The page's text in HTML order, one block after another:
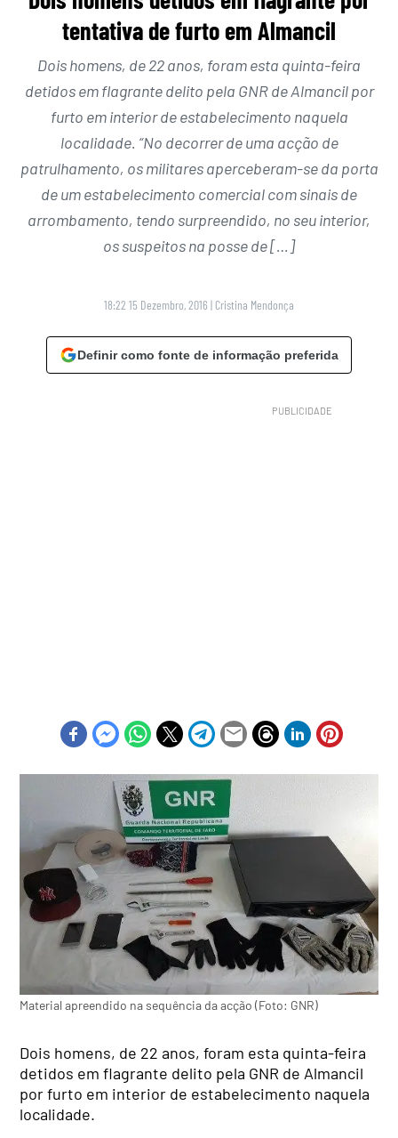
tentativa de furto em Almancil
Dois homens, de 22 anos, foram esta quinta-feira
detidos em flagrante delito pela GNR de Almancil por
furto em interior de estabelecimento naquela
localidade. “No decorrer de uma acção de
patrulhamento, os militares aperceberam-se da porta
de um estabelecimento comercial com sinais de
arrombamento, tendo surpreendido, no seu interior,
os suspeitos na posse de […]
18:22 15 Dezembro, 2016 | Cristina Mendonça
Definir como fonte de informação preferida
Material apreendido na sequência da acção (Foto: GNR)
Dois homens, de 22 anos, foram esta quinta-feira
detidos em flagrante delito pela GNR de Almancil
por furto em interior de estabelecimento naquela
localidade.